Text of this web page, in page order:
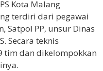
Kota Malang
terdiri dari pegawai
Satpol PP, unsur Dinas
Secara teknis
tim dan dikelompokkan